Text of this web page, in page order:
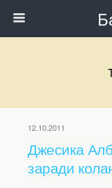
12.10.2011
Джесика
заради